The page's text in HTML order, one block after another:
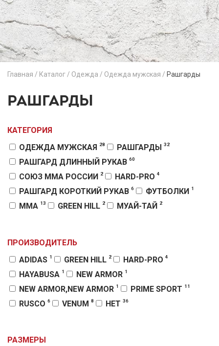
Главная / Каталог / Одежда / Одежда мужская / Рашгарды
РАШГАРДЫ
КАТЕГОРИЯ
ОДЕЖДА МУЖСКАЯ 28 РАШГАРДЫ 32
РАШГАРД ДЛИННЫЙ РУКАВ 60
СОЮЗ ММА РОССИИ 2 HARD-PRO 4
РАШГАРД КОРОТКИЙ РУКАВ 6 ФУТБОЛКИ 1
MMA 13 GREEN HILL 2 МУАЙ-ТАЙ 2
КОМПЛЕКТЫ 26
ШОРТЫ MMA25 ШТАНЫ ДЛЯ MMA
RUSCO SPORT 6
ПРОИЗВОДИТЕЛЬ
ADIDAS 1 GREEN HILL 2 HARD-PRO 4
HAYABUSA 1 NEW ARMOR 1
NEW ARMOR,NEW ARMOR 1 PRIME SPORT 11
RUSCO 6 VENUM 8 НЕТ 36
РАЗМЕРЫ